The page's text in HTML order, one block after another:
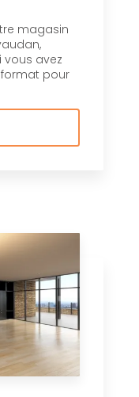
magasin
avez
pour